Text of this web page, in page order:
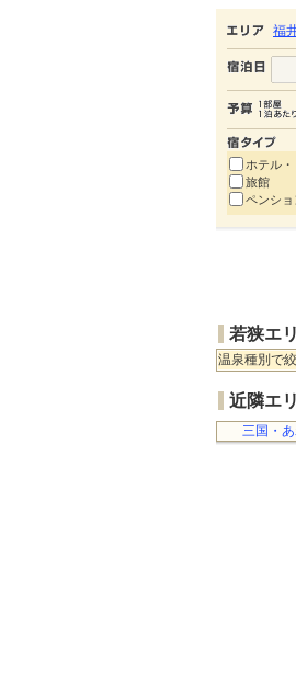
福
ホテル
旅館
ペンシ
若狭エ
温泉種別で
近隣エ
三国・